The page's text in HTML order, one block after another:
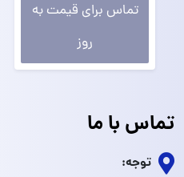
تماس برای قیمت به
روز
تماس با ما
توجه: